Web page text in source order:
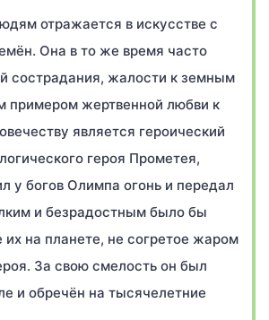
отражается в искусстве с
Она в то же время часто
сострадания, жалости к земным
примером жертвенной любви к
является героический
героя Прометея,
у богов Олимпа огонь и передал
и безрадостным было бы
их на планете, не согретое жаром
За свою смелость он был
и обречён на тысячелетние